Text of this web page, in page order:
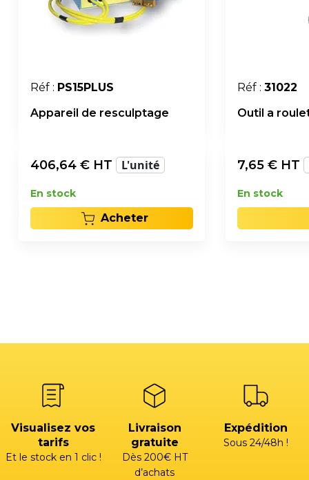
Réf : PS15PLUS
Appareil de resculptage
406,64 € HT L'unité
En stock
Acheter
Réf : 31022
Outil a
7,65 € HT
En stock
Visualisez vos
tarifs
Et le stock en 1 clic !
Livraison
gratuite
Dès 200€ HT
d’achats
Expédition
Sous 24/48h !